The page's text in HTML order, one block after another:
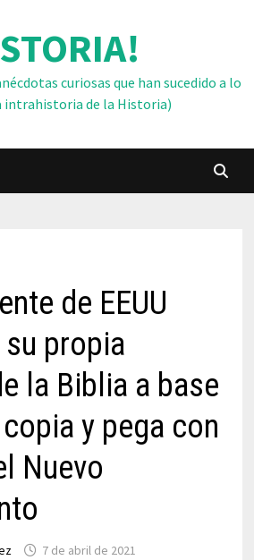
curiosas que han sucedido a lo
intrahistoria de la Historia)
de EEUU
propia
la Biblia a base
y pega con
Nuevo
7 de abril de 2021